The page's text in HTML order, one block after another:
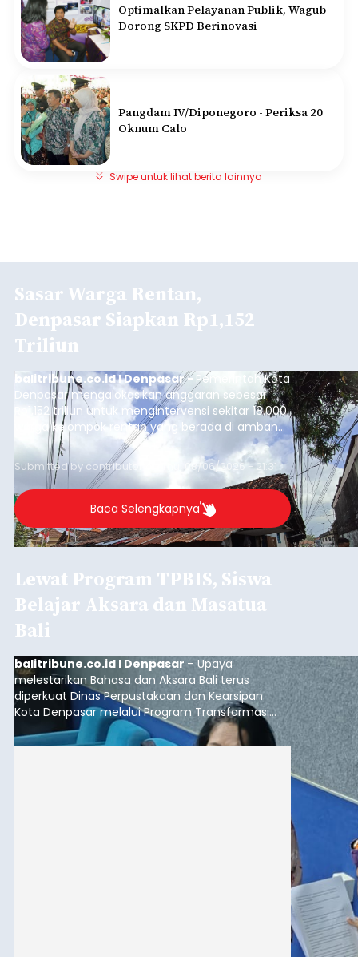
Optimalkan Pelayanan Publik, Wagub
Dorong SKPD Berinovasi
Pangdam IV/Diponegoro - Periksa 20
Oknum Calo
Swipe untuk lihat berita lainnya
Sasar Warga Rentan,
Denpasar Siapkan Rp1,152
Triliun
balitribune.co.id I Denpasar - Pemerintah Kota
Denpasar mengalokasikan anggaran sebesar
Rp1,152 triliun untuk mengintervensi sekitar 18.000
warga kelompok rentan yang berada di ambang
garis kemiskinan. Langkah strategis ini diambil
guna menjaga masyarakat yang berada pada
kelompok desil 5 dan 6 tersebut agar tidak
merosot ke kategori miskin.
Submitted by contributor Thu, 08/06/2026 - 21:31
Baca Selengkapnya
Lewat Program TPBIS, Siswa
Belajar Aksara dan Masatua
Bali
balitribune.co.id I Denpasar – Upaya
melestarikan Bahasa dan Aksara Bali terus
diperkuat Dinas Perpustakaan dan Kearsipan
Kota Denpasar melalui Program Transformasi
Perpustakaan Berbasis Inklusi Sosial (TPBIS).
Tahun ini, sebanyak 63 siswa kelas IV dan V SD